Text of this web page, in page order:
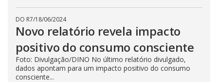
DO R7/18/06/2024
Novo relatório revela impacto
positivo do consumo consciente
Foto: Divulgação/DINO No último relatório divulgado,
dados apontam para um impacto positivo do consumo
consciente...